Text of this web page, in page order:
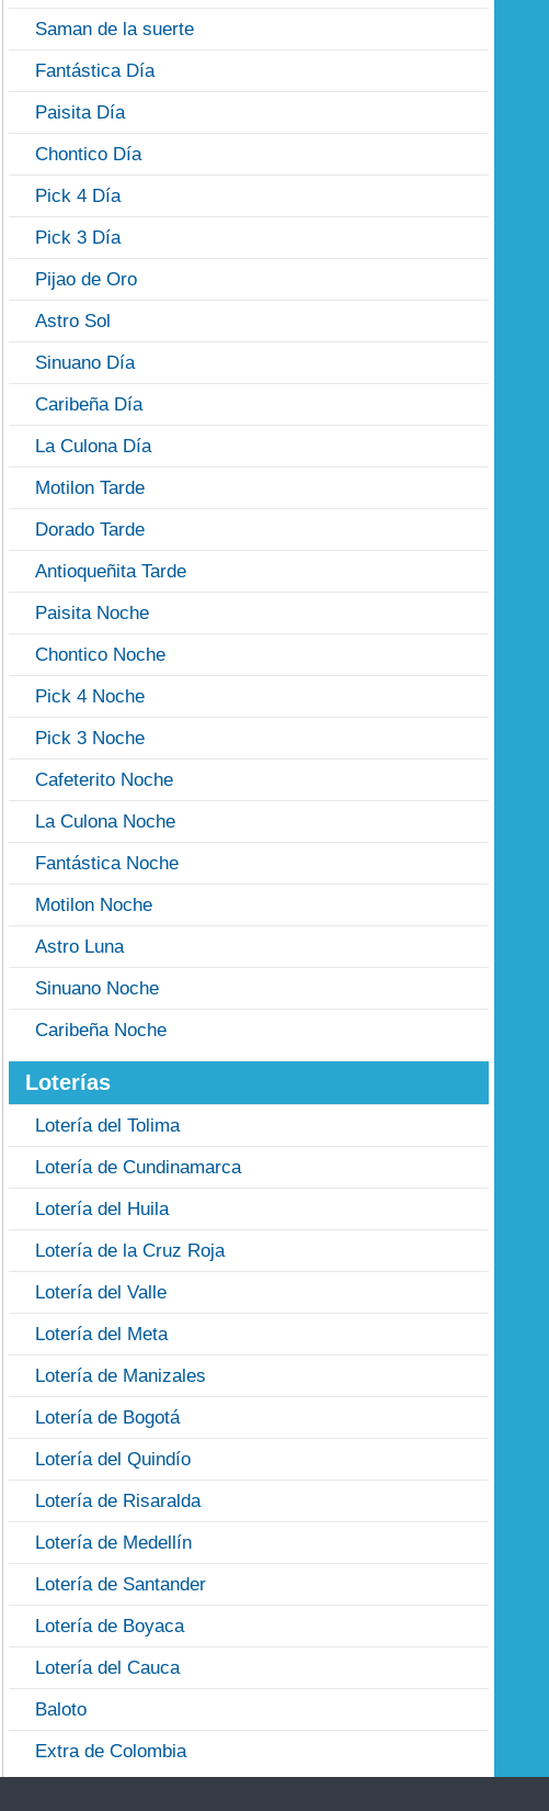
Saman de la suerte
Fantástica Día
Paisita Día
Chontico Día
Pick 4 Día
Pick 3 Día
Pijao de Oro
Astro Sol
Sinuano Día
Caribeña Día
La Culona Día
Motilon Tarde
Dorado Tarde
Antioqueñita Tarde
Paisita Noche
Chontico Noche
Pick 4 Noche
Pick 3 Noche
Cafeterito Noche
La Culona Noche
Fantástica Noche
Motilon Noche
Astro Luna
Sinuano Noche
Caribeña Noche
Loterías
Lotería del Tolima
Lotería de Cundinamarca
Lotería del Huila
Lotería de la Cruz Roja
Lotería del Valle
Lotería del Meta
Lotería de Manizales
Lotería de Bogotá
Lotería del Quindío
Lotería de Risaralda
Lotería de Medellín
Lotería de Santander
Lotería de Boyaca
Lotería del Cauca
Baloto
Extra de Colombia